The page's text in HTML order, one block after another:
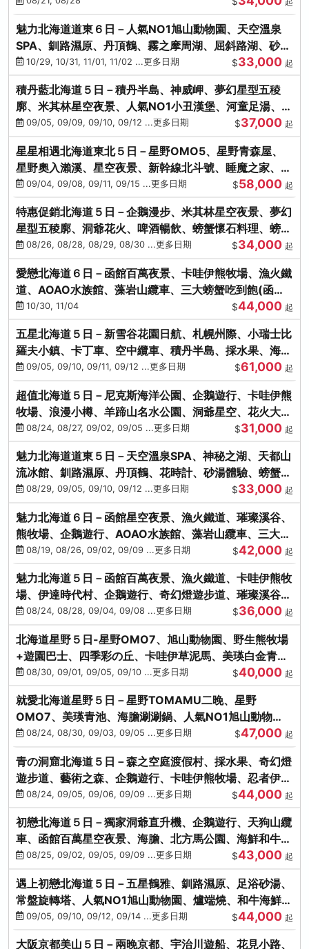
魅力北海道道東６日－人氣NO1旭山動物園、天空溫泉
SPA、釧路濕原、丹頂鶴、霧之摩周湖、屈斜路湖、砂湯
體驗10/29, 10/31, 11/01, 11/02 ...更多日期 $33,000 起
積丹藍北海道５日－積丹半島、神威岬、夢幻星型五稜
廓、米其林星空夜景、人氣NO1小丑漢堡、河童足湯、奇
幻燈遊步道、璀璨溪谷
09/05, 09/09, 09/10, 09/12 ...更多日期 $37,000 起
星星相遇北海道東北５日－星野OMO5、星野青森屋、
星野奧入瀨溪、星空夜景、新幹線北斗號、睡魔之家、十
和田湖(不進免稅店)
09/04, 09/08, 09/11, 09/15 ...更多日期 $58,000 起
特惠促銷北海道５日－企鵝漫步、米其林星空夜景、夢幻
星型五稜廓、洞爺花火、啤酒暢飲、螃蟹懷石料理、螃蟹
吃到飽
08/26, 08/28, 08/29, 08/30 ...更多日期 $34,000 起
愛戀北海道６日－函館百萬夜景、卡哇伊熊牧場、漁火鐵
道、AOAO水族館、藻岩山纜車、三大螃蟹吃到飽(函館/
千歲)
10/30, 11/04 $44,000 起
五星北海道５日－新雪谷花園日航、札幌州際、小瑞士比
羅夫小鎮、卡丁車、空中纜車、積丹半島、採水果、海鮮
和牛螃蟹放題
09/05, 09/10, 09/11, 09/12 ...更多日期 $61,000 起
超值北海道５日－尼克斯海洋公園、企鵝遊行、卡哇伊熊
牧場、浪漫小樽、羊蹄山名水公園、洞爺星空、花火大
會、螃蟹懷石料理
08/24, 08/27, 09/02, 09/05 ...更多日期 $31,000 起
魅力北海道道東５日－天空溫泉SPA、神秘之湖、天都山
流冰館、釧路濕原、丹頂鶴、花時計、砂湯體驗、螃蟹吃
到飽08/29, 09/05, 09/10, 09/12 ...更多日期 $33,000 起
魅力北海道６日－函館星空夜景、漁火鐵道、璀璨溪谷、
熊牧場、企鵝遊行、AOAO水族館、藻岩山纜車、三大螃
蟹吃到飽
08/19, 08/26, 09/02, 09/09 ...更多日期 $42,000 起
魅力北海道５日－函館百萬夜景、漁火鐵道、卡哇伊熊牧
場、伊達時代村、企鵝遊行、奇幻燈遊步道、璀璨溪谷、
人氣NO1小丑漢堡
08/24, 08/28, 09/04, 09/08 ...更多日期 $36,000 起
北海道星野５日-星野OMO7、旭山動物園、野生熊牧場
+遊園巴士、四季彩の丘、卡哇伊草泥馬、美瑛白金青
池、螃蟹吃到飽
08/30, 09/01, 09/05, 09/10 ...更多日期 $40,000 起
就愛北海道星野５日－星野TOMAMU二晚、星野
OMO7、美瑛青池、海膽涮涮鍋、人氣NO1旭山動物
園、海鮮和牛螃蟹吃到飽
08/24, 08/30, 09/03, 09/05 ...更多日期 $47,000 起
青の洞窟北海道５日－森之空庭渡假村、採水果、奇幻燈
遊步道、藝術之森、企鵝遊行、卡哇伊熊牧場、忍者伊達
時代村、螃蟹吃到飽
08/24, 09/05, 09/06, 09/09 ...更多日期 $44,000 起
初戀北海道５日－獨家洞爺直升機、企鵝遊行、天狗山纜
車、函館百萬星空夜景、海膽、北方馬公園、海鮮和牛螃
蟹吃到飽
08/25, 09/02, 09/05, 09/09 ...更多日期 $43,000 起
遇上初戀北海道５日－五星鶴雅、釧路濕原、足浴砂湯、
常盤旋轉塔、人氣NO1旭山動物園、爐端燒、和牛海鮮螃
蟹吃到飽
09/05, 09/10, 09/12, 09/14 ...更多日期 $44,000 起
大阪京都美山５日－兩晚京都、宇治川遊船、花見小路、